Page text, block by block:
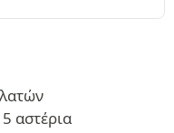
αστέρια